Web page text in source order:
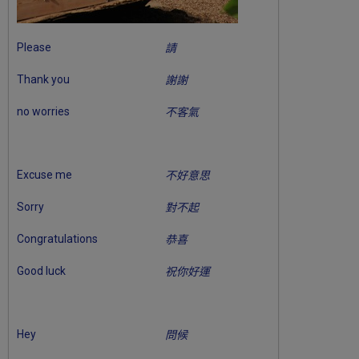
Please 請
Thank you 謝謝
no worries 不客氣
Excuse me 不好意思
Sorry 對不起
Congratulations 恭喜
Good luck 祝你好運
Hey 問候